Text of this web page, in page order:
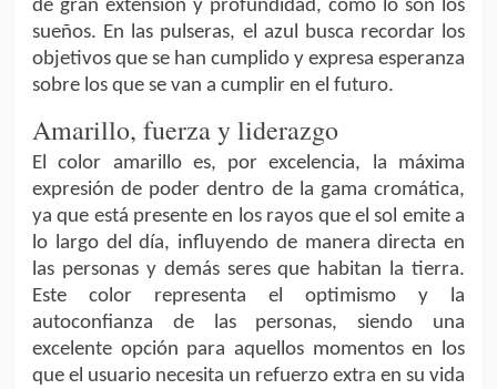
de gran extensión y profundidad, como lo son los
sueños. En las pulseras, el azul busca recordar los
objetivos que se han cumplido y expresa esperanza
sobre los que se van a cumplir en el futuro.
Amarillo, fuerza y liderazgo
El color amarillo es, por excelencia, la máxima
expresión de poder dentro de la gama cromática,
ya que está presente en los rayos que el sol emite a
lo largo del día, influyendo de manera directa en
las personas y demás seres que habitan la tierra.
Este color representa el optimismo y la
autoconfianza de las personas, siendo una
excelente opción para aquellos momentos en los
que el usuario necesita un refuerzo extra en su vida